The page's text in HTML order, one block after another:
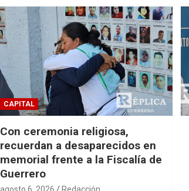
CAPITAL
Con ceremonia religiosa,
recuerdan a desaparecidos en
memorial frente a la Fiscalía de
Guerrero
agosto 6, 2026 Redacción